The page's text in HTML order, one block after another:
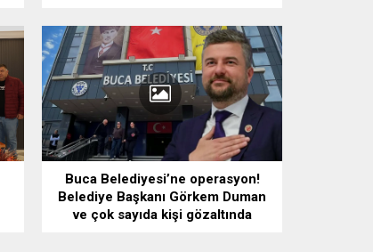
Buca Belediyesi’ne operasyon!
Belediye Başkanı Görkem Duman
ve çok sayıda kişi gözaltında